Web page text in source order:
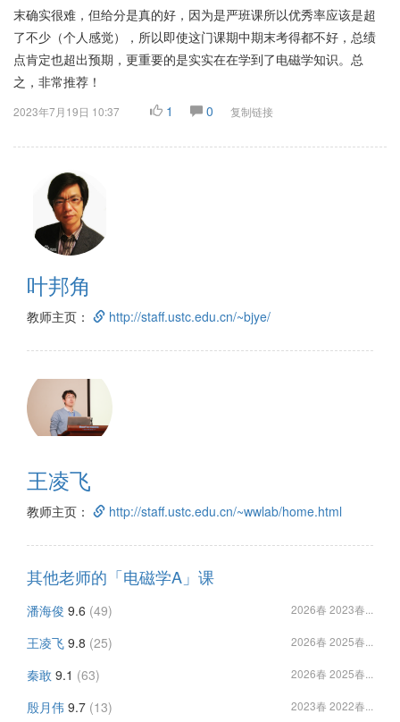
末确实很难，但给分是真的好，因为是严班课所以优秀率应该是超
了不少（个人感觉），所以即使这门课期中期末考得都不好，总绩
点肯定也超出预期，更重要的是实实在在学到了电磁学知识。总
之，非常推荐！
2023年7月19日 10:37 1 0 复制链接
叶邦角
教师主页： http://staff.ustc.edu.cn/~bjye/
王凌飞
教师主页： http://staff.ustc.edu.cn/~wwlab/home.html
其他老师的「电磁学A」课
潘海俊 9.6 (49) 2026春 2023春...
王凌飞 9.8 (25) 2026春 2025春...
秦敢 9.1 (63) 2026春 2025春...
殷月伟 9.7 (13) 2023春 2022春...